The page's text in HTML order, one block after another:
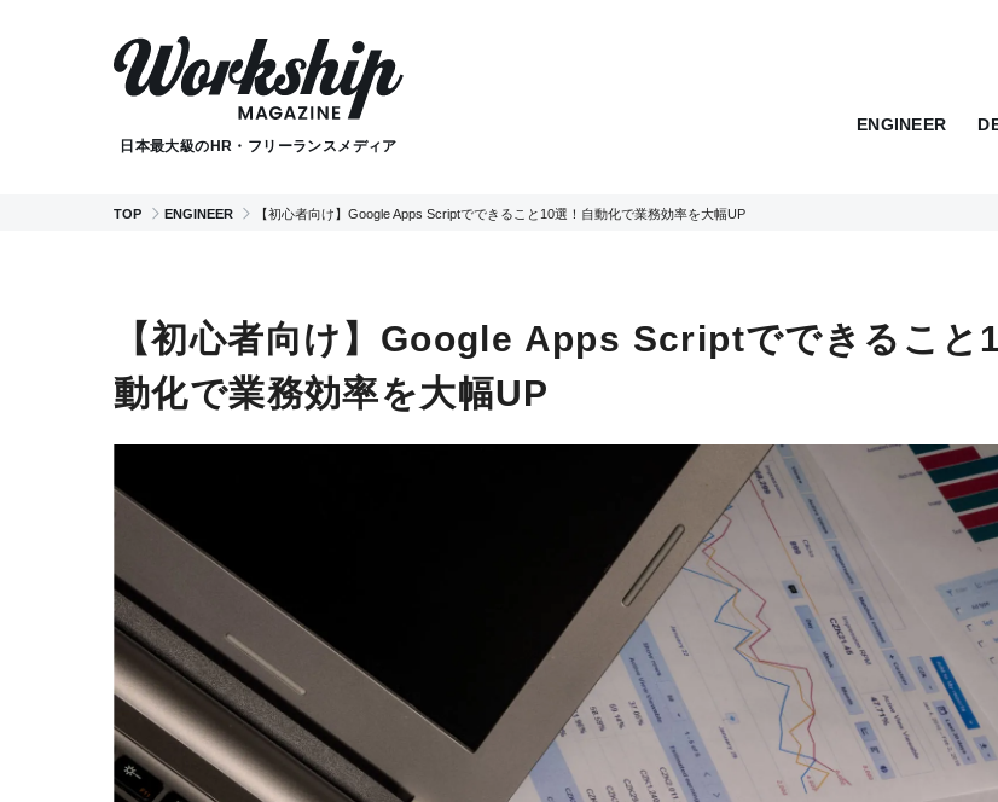
日本最大級のHR・フリーランスメディア
ENGINEER
TOP ENGINEER 【初心者向け】Google Apps Scriptでできること10選！自動化で業務効率を大幅UP
【初心者向け】Google Apps Scriptでできること
動化で業務効率を大幅UP